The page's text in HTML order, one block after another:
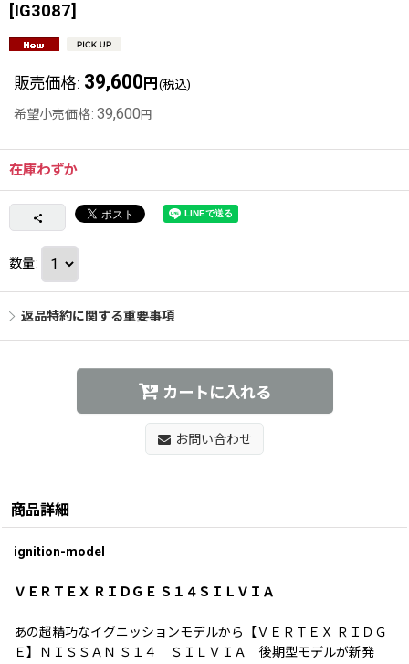
[IG3087]
販売価格: 39,600 円 (税込)
希望小売価格: 39,600 円
在庫わずか
数量:
返品特約に関する重要事項
カートに入れる
お問い合わせ
商品詳細
ignition-model
ＶＥＲＴＥＸ ＲＩＤＧＥ Ｓ１４ＳＩＬＶＩＡ
あの超精巧なイグニッションモデルから【ＶＥＲＴＥＸ ＲＩＤＧ
Ｅ】ＮＩＳＳＡＮ Ｓ１４ ＳＩＬＶＩＡ 後期型モデルが新発